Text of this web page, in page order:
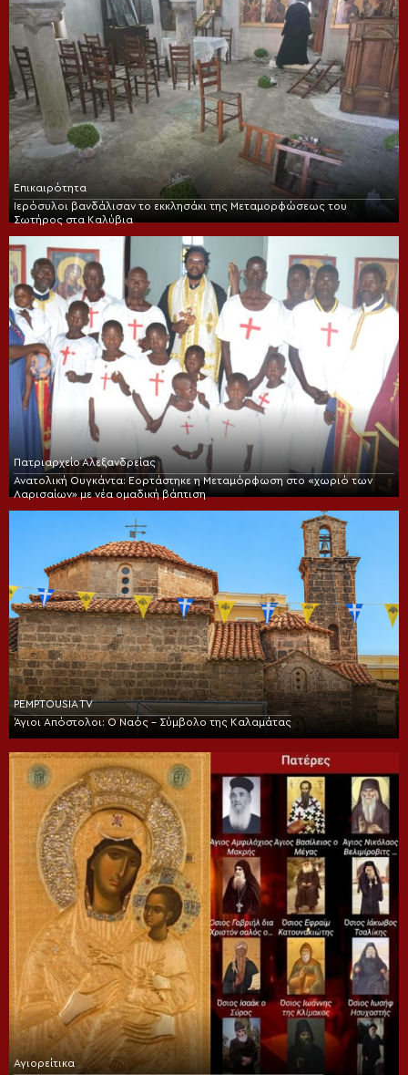
Επικαιρότητα
Ιερόσυλοι βανδάλισαν το εκκλησάκι της Μεταμορφώσεως του
Σωτήρος στα Καλύβια
Πατριαρχείο Αλεξανδρείας
Ανατολική Ουγκάντα: Εορτάστηκε η Μεταμόρφωση στο «χωριό των
Λαρισαίων» με νέα ομαδική βάπτιση
PEMPTOUSIA TV
Άγιοι Απόστολοι: Ο Ναός – Σύμβολο της Καλαμάτας
Αγιορείτικα